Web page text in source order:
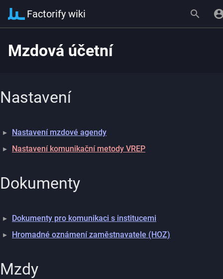
Factorify wiki
Mzdová účetní
Nastavení
Nastavení mzdové agendy
Nastavení komunikační metody VREP
Dokumenty
Dokumenty pro komunikaci s institucemi
Hromadné oznámení zaměstnavatele (HOZ)
Mzdy